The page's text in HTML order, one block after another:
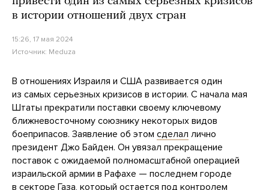
в истории отношений двух стран
15:26, 17 мая 2024
Источник: Meduza
В отношениях Израиля и США развивается один
из самых серьезных кризисов в истории. С начала мая
Штаты прекратили поставки своему ключевому
ближневосточному союзнику некоторых видов
боеприпасов. Заявление об этом сделал лично
президент Джо Байден. Он увязал прекращение
поставок с ожидаемой полномасштабной операцией
израильской армии в Рафахе — последнем городе
в секторе Газа, который остается под контролем